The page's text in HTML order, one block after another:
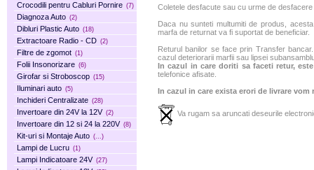
Crocodili pentru Cabluri Pornire (7)
Diagnoza Auto (2)
Dibluri Plastic Auto (18)
Extractoare Radio - CD (2)
Filtre de zgomot (1)
Folii Insonorizare (6)
Girofar si Stroboscop (15)
Iluminari auto (5)
Inchideri Centralizate (28)
Invertoare din 24V la 12V (2)
Invertoare din 12 si 24 la 220V (8)
Kit-uri si Montaje Auto (...)
Lampi de Lucru (1)
Lampi Indicatoare 24V (27)
Coletele desfacute sau cu urme de
Daca nu sunteti multumiti de produs,
marfa de returnat va fi suportat de beneficiar.
Returul banilor se face prin Transfer
cazul deteriorarii marfii sau lipsei
In cazul in care doriti sa faceti retur,
telefonice afisate.
In cazul in care exista erori de livrare
Va rugam sa aruncati deseurile